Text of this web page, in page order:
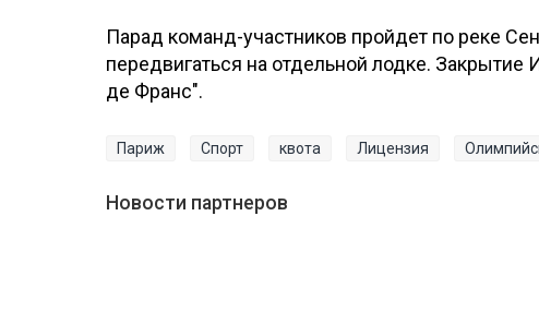
Парад команд-участников пройдет по реке
передвигаться на отдельной лодке. Закрытие
де Франс".
Париж Спорт квота Лицензия
Новости партнеров